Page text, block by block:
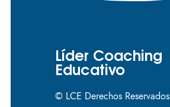
Líder Coaching
Educativo
© LCE Derechos Reservados